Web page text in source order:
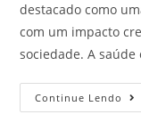
destacado como
com um impacto
sociedade. A
Continue Lendo